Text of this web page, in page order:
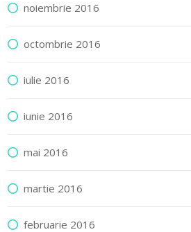
noiembrie 2016
octombrie 2016
iulie 2016
iunie 2016
mai 2016
martie 2016
februarie 2016